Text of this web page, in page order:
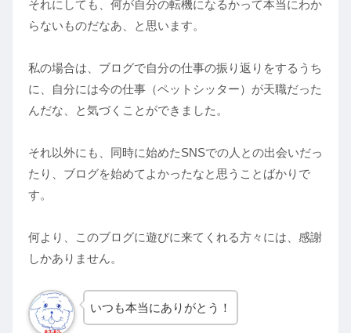
それにしても、何が自分の転機になるかって本当にわか
らないものだなあ、と思います。
私の場合は、ブログで自分の仕事の振り返りをするうち
に、自分には今の仕事（ペットシッター）が天職だった
んだな、と気づくことができました。
それ以外にも、同時に始めたSNSでの人との出会いだっ
たり、ブログを始めてよかったなと思うことばかりで
す。
何より、このブログに遊びに来てくれる方々には、感謝
しかありません。
いつも本当にありがとう！